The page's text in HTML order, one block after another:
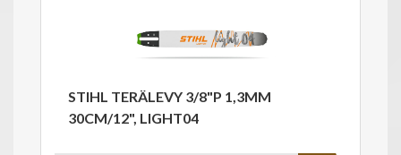
STIHL TERÄLEVY 3/8"P 1,3MM
30CM/12", LIGHT04